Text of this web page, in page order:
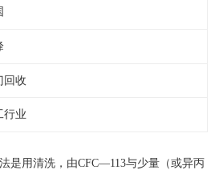
回收
行业
是用清洗，由CFC—113与少量（或异丙